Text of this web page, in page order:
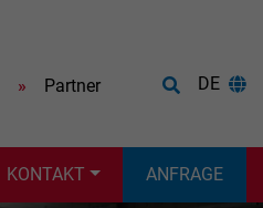
Partner DE
KONTAKT ANFRAGE